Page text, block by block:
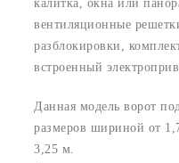
калитка, окна или
вентиляционные
разблокировки,
встроенный
Данная модель ворот
размеров шириной от
3,25 м.